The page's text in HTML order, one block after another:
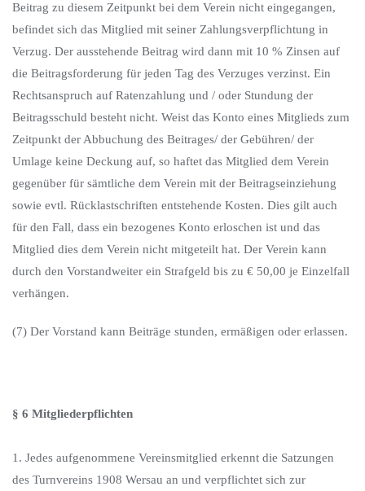
Beitrag zu diesem Zeitpunkt bei dem Verein nicht eingegangen,
befindet sich das Mitglied mit seiner Zahlungsverpflichtung in
Verzug. Der ausstehende Beitrag wird dann mit 10 % Zinsen auf
die Beitragsforderung für jeden Tag des Verzuges verzinst. Ein
Rechtsanspruch auf Ratenzahlung und / oder Stundung der
Beitragsschuld besteht nicht. Weist das Konto eines Mitglieds zum
Zeitpunkt der Abbuchung des Beitrages/ der Gebühren/ der
Umlage keine Deckung auf, so haftet das Mitglied dem Verein
gegenüber für sämtliche dem Verein mit der Beitragseinziehung
sowie evtl. Rücklastschriften entstehende Kosten. Dies gilt auch
für den Fall, dass ein bezogenes Konto erloschen ist und das
Mitglied dies dem Verein nicht mitgeteilt hat. Der Verein kann
durch den Vorstandweiter ein Strafgeld bis zu € 50,00 je Einzelfall
verhängen.
(7) Der Vorstand kann Beiträge stunden, ermäßigen oder erlassen.
§ 6 Mitgliederpflichten
1. Jedes aufgenommene Vereinsmitglied erkennt die Satzungen
des Turnvereins 1908 Wersau an und verpflichtet sich zur